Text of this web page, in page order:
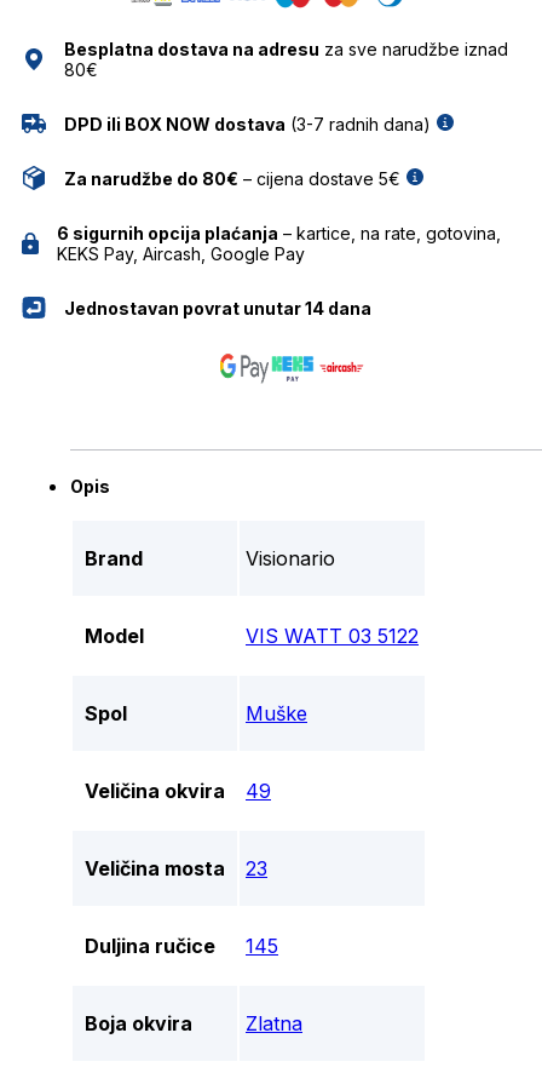
količinaBesplatna dostava na adresu za sve narudžbe iznad
80€
DPD ili BOX NOW dostava (3-7 radnih dana)
Za narudžbe do 80€ – cijena dostave 5€
6 sigurnih opcija plaćanja – kartice, na rate, gotovina,
KEKS Pay, Aircash, Google Pay
Jednostavan povrat unutar 14 dana
Opis
Brand Visionario
Model VIS WATT 03 5122
Spol Muške
Veličina okvira 49
Veličina mosta 23
Duljina ručice 145
Boja okvira Zlatna